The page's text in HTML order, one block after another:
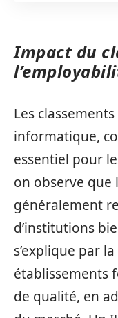
Impact du
Les
informatique,
essentiel pour
on observe
généralement
d’institutions
s’explique par
établissements
de qualité, en